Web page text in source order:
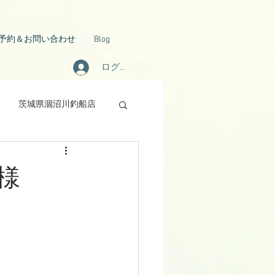
約＆お問い合わせ Blog
ログイン
茨城県涸沼川釣船店